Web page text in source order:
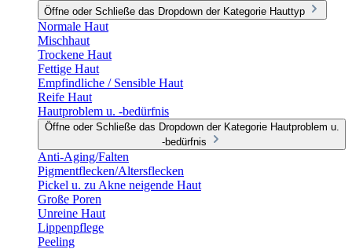
Öffne oder Schließe das Dropdown der Kategorie Hauttyp
Normale Haut
Mischhaut
Trockene Haut
Fettige Haut
Empfindliche / Sensible Haut
Reife Haut
Hautproblem u. -bedürfnis
Öffne oder Schließe das Dropdown der Kategorie Hautproblem u.
-bedürfnis
Anti-Aging/Falten
Pigmentflecken/Altersflecken
Pickel u. zu Akne neigende Haut
Große Poren
Unreine Haut
Lippenpflege
Peeling